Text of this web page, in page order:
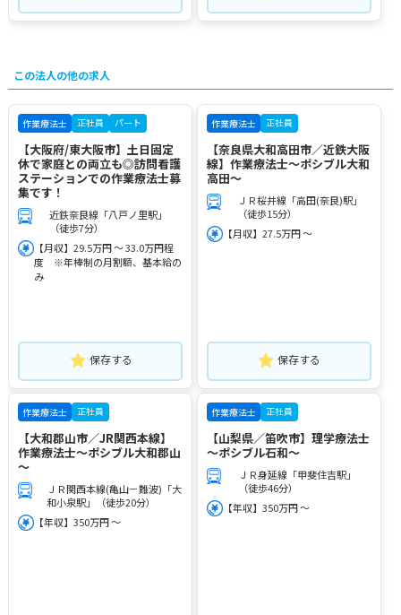
この法人の他の求人
作業療法士 正社員 パート
【大阪府/東大阪市】土日固定
休で家庭との両立も◎訪問看護
ステーションでの作業療法士募
集です！
近鉄奈良線「八戸ノ里駅」
（徒歩7分）
【月収】29.5万円 ～ 33.0万円程
度 ※年棒制の月割額、基本給の
み
保存する
作業療法士 正社員
【奈良県大和高田市／近鉄大阪
線】作業療法士～ポシブル大和
高田～
ＪＲ桜井線「高田(奈良)駅」
（徒歩15分）
【月収】27.5万円 ～
保存する
作業療法士 正社員
【大和郡山市／JR関西本線】
作業療法士～ポシブル大和郡山
～
ＪＲ関西本線(亀山－難波)「大
和小泉駅」（徒歩20分）
【年収】350万円 ～
作業療法士 正社員
【山梨県／笛吹市】理学療法士
～ポシブル石和～
ＪＲ身延線「甲斐住吉駅」
（徒歩46分）
【年収】350万円 ～